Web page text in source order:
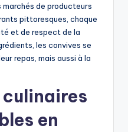
marchés de producteurs
pittoresques, chaque
et de respect de la
les convives se
repas, mais aussi à la
en